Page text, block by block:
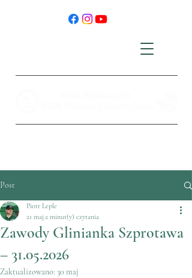
Post
Zawody Glinianka Szprotawa
– 31.05.2026
Piotr Leple
21 maj 2 minut(y) czytania
Zaktualizowano: 30 maj